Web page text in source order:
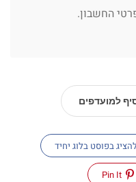
החשבון.
למועדפים
בפוסט בלוג יחיד
Pin It